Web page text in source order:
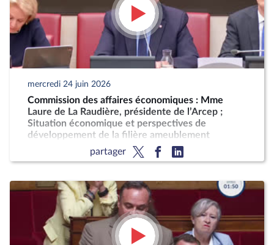
mercredi 24 juin 2026
Commission des affaires économiques : Mme
Laure de La Raudière, présidente de l’Arcep ;
Situation économique et perspectives de
développement de la filière ameublement
partager